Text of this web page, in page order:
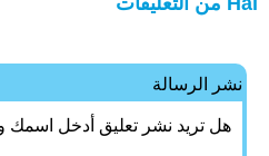
نشر الرسالة
هل تريد نشر تعليق أدخل اسمك